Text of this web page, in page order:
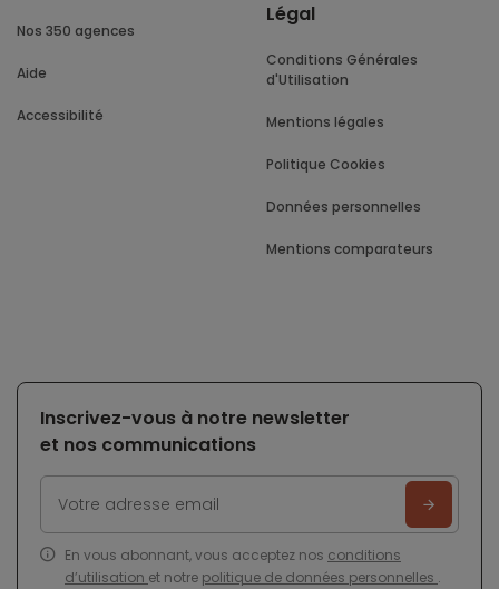
Nos 350 agences
Aide
Accessibilité
Légal
Conditions Générales
d'Utilisation
Mentions légales
Politique Cookies
Données personnelles
Mentions comparateurs
Inscrivez-vous à notre newsletter
et nos communications
En vous abonnant, vous acceptez nos conditions
d’utilisation et notre politique de données personnelles .